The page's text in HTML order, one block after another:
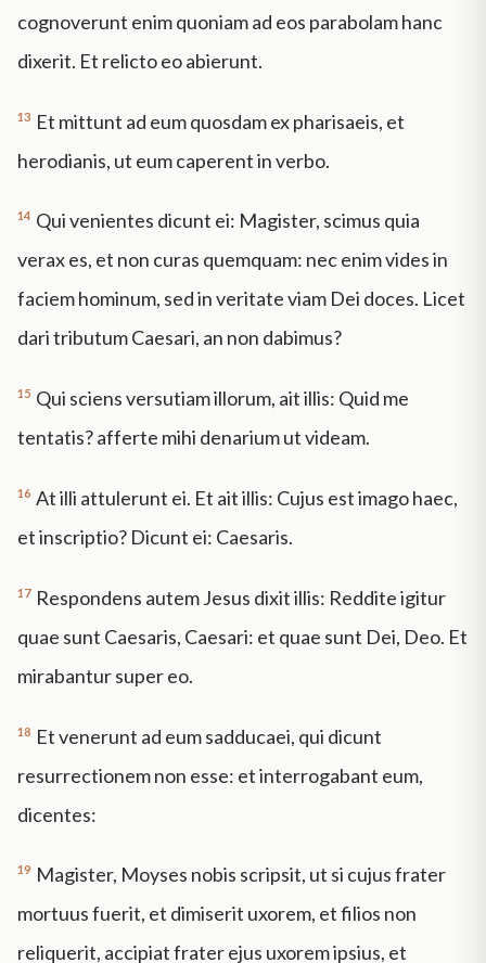
cognoverunt enim quoniam ad eos parabolam hanc
dixerit. Et relicto eo abierunt.
13 Et mittunt ad eum quosdam ex pharisaeis, et
herodianis, ut eum caperent in verbo.
14 Qui venientes dicunt ei: Magister, scimus quia
verax es, et non curas quemquam: nec enim vides in
faciem hominum, sed in veritate viam Dei doces. Licet
dari tributum Caesari, an non dabimus?
15 Qui sciens versutiam illorum, ait illis: Quid me
tentatis? afferte mihi denarium ut videam.
16 At illi attulerunt ei. Et ait illis: Cujus est imago haec,
et inscriptio? Dicunt ei: Caesaris.
17 Respondens autem Jesus dixit illis: Reddite igitur
quae sunt Caesaris, Caesari: et quae sunt Dei, Deo. Et
mirabantur super eo.
18 Et venerunt ad eum sadducaei, qui dicunt
resurrectionem non esse: et interrogabant eum,
dicentes:
19 Magister, Moyses nobis scripsit, ut si cujus frater
mortuus fuerit, et dimiserit uxorem, et filios non
reliquerit, accipiat frater ejus uxorem ipsius, et